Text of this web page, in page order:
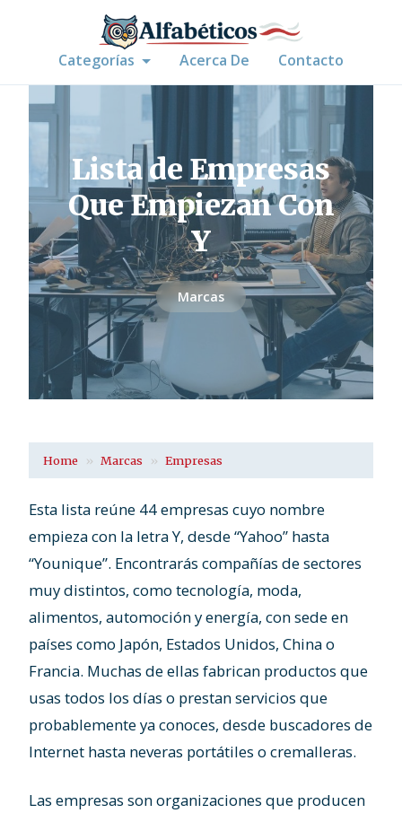
Categorías Acerca De Contacto
Lista de Empresas
Que Empiezan Con
Y
Marcas
Home Marcas Empresas
Esta lista reúne 44 empresas cuyo nombre
empieza con la letra Y, desde “Yahoo” hasta
“Younique”. Encontrarás compañías de sectores
muy distintos, como tecnología, moda,
alimentos, automoción y energía, con sede en
países como Japón, Estados Unidos, China o
Francia. Muchas de ellas fabrican productos que
usas todos los días o prestan servicios que
probablemente ya conoces, desde buscadores de
Internet hasta neveras portátiles o cremalleras.
Las empresas son organizaciones que producen